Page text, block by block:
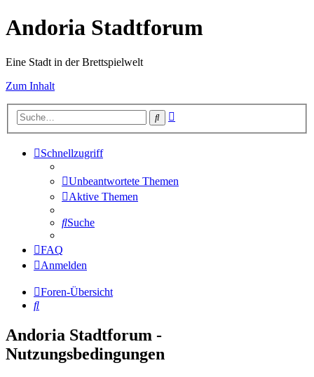
Andoria Stadtforum
Eine Stadt in der Brettspielwelt
Zum Inhalt
Suche
Schnellzugriff
Unbeantwortete Themen
Aktive Themen
Suche
FAQ
Anmelden
Foren-Übersicht
Suche
Andoria Stadtforum -
Nutzungsbedingungen